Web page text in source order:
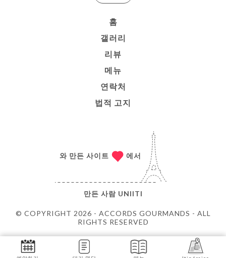
홈
갤러리
리뷰
메뉴
연락처
법적 고지
© COPYRIGHT 2026 - ACCORDS GOURMANDS - ALL
RIGHTS RESERVED
와 만든 사이트 에서
만든 사람 UNIITI